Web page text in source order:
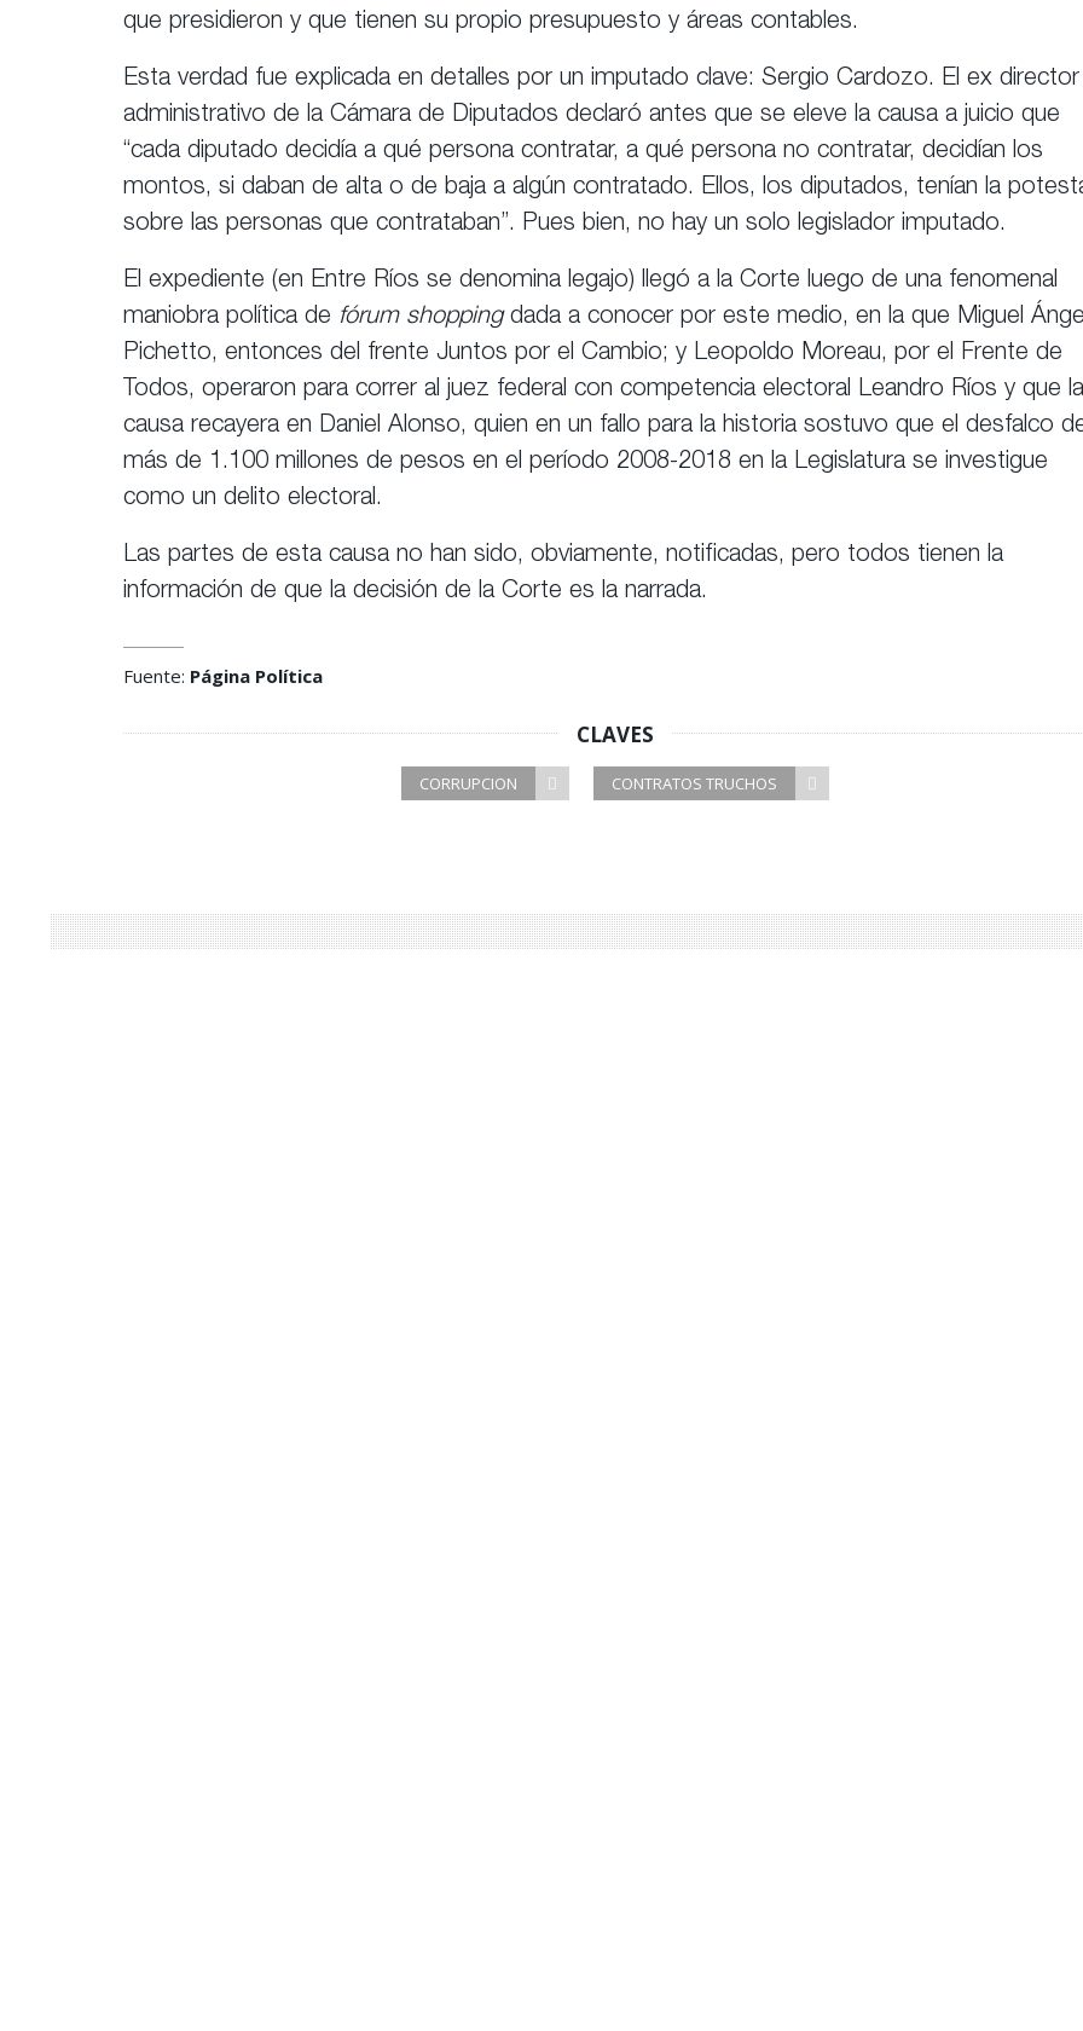
que presidieron y que tienen su propio presupuesto y áreas contables.
Esta verdad fue explicada en detalles por un imputado clave: Sergio Cardozo. El ex director
administrativo de la Cámara de Diputados declaró antes que se eleve la causa a juicio que
“cada diputado decidía a qué persona contratar, a qué persona no contratar, decidían los
montos, si daban de alta o de baja a algún contratado. Ellos, los diputados, tenían la
sobre las personas que contrataban”. Pues bien, no hay un solo legislador imputado.
El expediente (en Entre Ríos se denomina legajo) llegó a la Corte luego de una fenomenal
maniobra política de fórum shoppingdada a conocer por este medio, en la que Miguel
Pichetto, entonces del frente Juntos por el Cambio; y Leopoldo Moreau, por el Frente de
Todos, operaron para correr al juez federal con competencia electoral Leandro Ríos y que la
causa recayera en Daniel Alonso, quien en un fallo para la historia sostuvo que el desfalco
más de 1.100 millones de pesos en el período 2008-2018 en la Legislatura se investigue
como un delito electoral.
Las partes de esta causa no han sido, obviamente, notificadas, pero todos tienen la
información de que la decisión de la Corte es la narrada.
Fuente: Página Política
CLAVES
CORRUPCION CONTRATOS TRUCHOS